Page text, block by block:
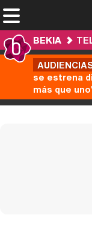
BEKIA
se estrena
más que uno'